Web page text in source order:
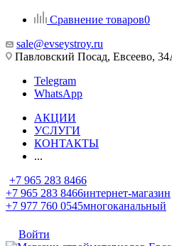
Сравнение товаров0
sale@evseystroy.ru
Павловский Посад, Евсеево,
Telegram
WhatsApp
АКЦИИ
УСЛУГИ
КОНТАКТЫ
...
+7 965 283 8466
+7 965 283 8466интернет-магазин
+7 977 760 0545многоканальный
Войти